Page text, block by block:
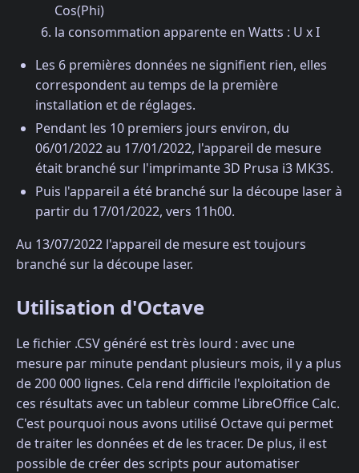
Cos(Phi)
la consommation apparente en Watts : U x I
Les 6 premières données ne signifient rien, elles
correspondent au temps de la première
installation et de réglages.
Pendant les 10 premiers jours environ, du
06/01/2022 au 17/01/2022, l'appareil de mesure
était branché sur l'imprimante 3D Prusa i3 MK3S.
Puis l'appareil a été branché sur la découpe laser à
partir du 17/01/2022, vers 11h00.
Au 13/07/2022 l'appareil de mesure est toujours
branché sur la découpe laser.
Utilisation d'Octave
Le fichier .CSV généré est très lourd : avec une
mesure par minute pendant plusieurs mois, il y a plus
de 200 000 lignes. Cela rend difficile l'exploitation de
ces résultats avec un tableur comme LibreOffice Calc.
C'est pourquoi nous avons utilisé Octave qui permet
de traiter les données et de les tracer. De plus, il est
possible de créer des scripts pour automatiser